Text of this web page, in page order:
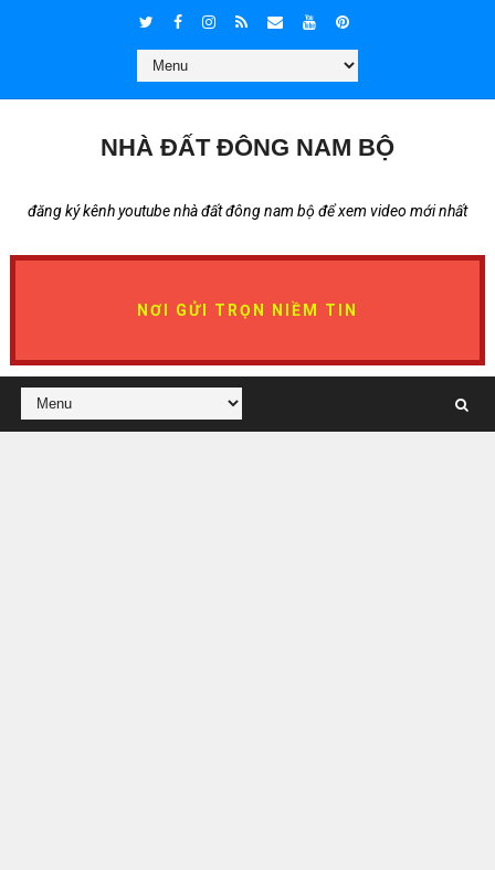
NHÀ ĐẤT ĐÔNG NAM BỘ
đăng ký kênh youtube nhà đất đông nam bộ để xem video mới nhất
NƠI GỬI TRỌN NIỀM TIN